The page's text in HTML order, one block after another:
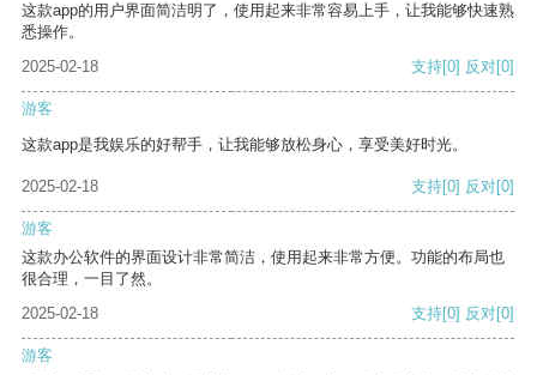
这款app的用户界面简洁明了，使用起来非常容易上手，让我能够快速熟
悉操作。
2025-02-18
支持[0] 反对[0]
游客
这款app是我娱乐的好帮手，让我能够放松身心，享受美好时光。
2025-02-18 支持[0] 反对[0]
游客
这款办公软件的界面设计非常简洁，使用起来非常方便。功能的布局也
很合理，一目了然。
2025-02-18
支持[0] 反对[0]
游客